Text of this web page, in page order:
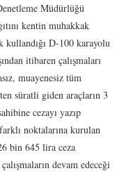
Müdürlüğü
kentin muhakkak
D-100 karayolu
itibaren çalışmaları
muayenesiz tüm
süratli giden araçların 3
cezayı yazıp
noktalarına kurulan
bin 645 lira ceza
devam edeceği